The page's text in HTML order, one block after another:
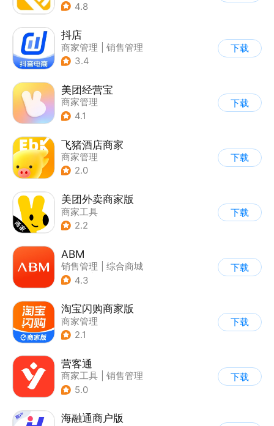
4.8
抖店
商家管理
销售管理
3.4
下载
美团经营宝
商家管理
4.1
下载
飞猪酒店商家
商家管理
2.0
下载
美团外卖商家版
商家工具
2.2
下载
ABM
销售管理
综合商城
| 其他
4.3
下载
淘宝闪购商家版
商家管理
2.1
下载
营客通
商家工具
销售管理
5.0
下载
海融通商户版